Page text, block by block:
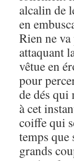
alcalin de
en
Rien ne
attaquant
vêtue en
pour
de dés qui
à cet
coiffe qui
temps que
grands